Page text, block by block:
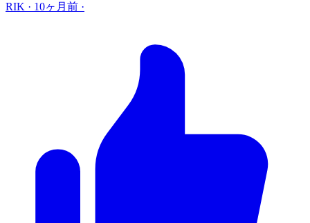
RIK · 10ヶ月前 ·